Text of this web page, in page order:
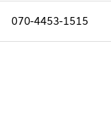
070-4453-1515